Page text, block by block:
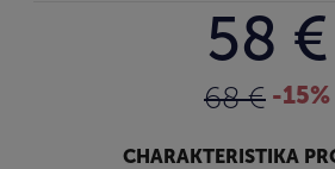
58 €
68 € -15%
CHARAKTERISTIKA